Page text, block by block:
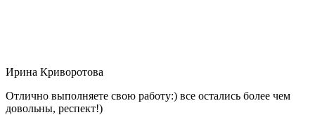
Ирина Криворотова
Отлично выполняете свою работу:) все остались более чем
довольны, респект!)